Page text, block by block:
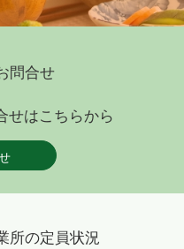
問合せ
せはこちらから
所の定員状況